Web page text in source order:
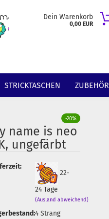
Dein Warenkorb
0,00 EUR
STRICKTASCHEN ZUBEHÖR
-20%
name is neo
ungefärbt
22-
24 Tage
(Ausland abweichend)
4 Strang